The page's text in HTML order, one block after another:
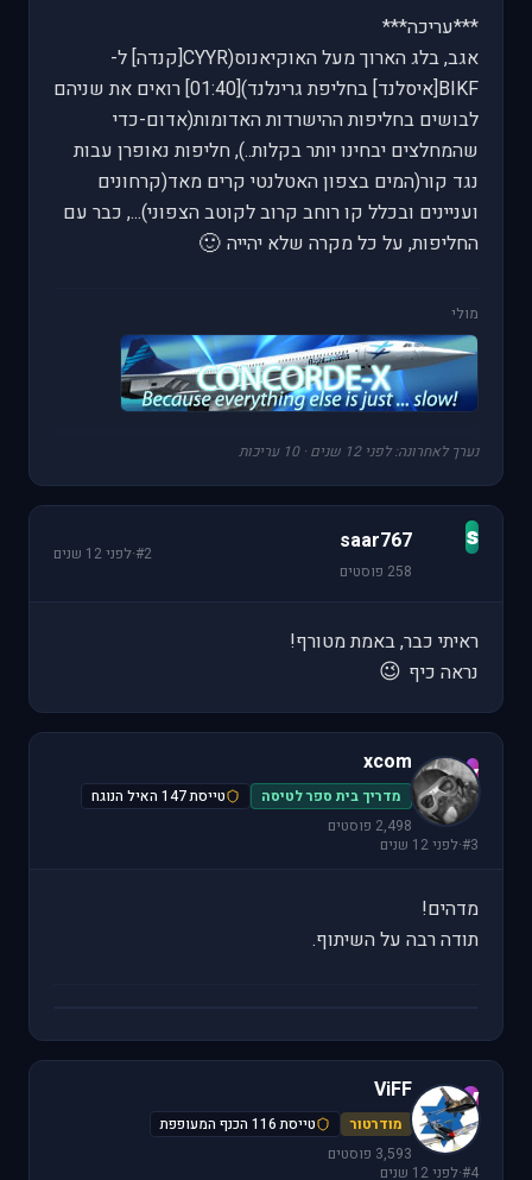
***עריכה***
אגב, בלג הארוך מעל האוקיאנוס(CYYR[קנדה] ל-
BIKF[איסלנד] בחליפת גרינלנד)[01:40] רואים את שניהם
לבושים בחליפות ההישרדות האדומות(אדום-כדי
שהמחלצים יבחינו יותר בקלות..), חליפות נאופרן עבות
נגד קור(המים בצפון האטלנטי קרים מאד(קרחונים
ועניינים ובכלל קו רוחב קרוב לקוטב הצפוני)..., כבר עם
החליפות, על כל מקרה שלא יהייה 🙂
מולי
נערך לאחרונה: לפני 12 שנים · 10 עריכות
s
saar767
258 פוסטים
#2
·לפני 12 שנים
ראיתי כבר, באמת מטורף!
נראה כיף 😉
x
xcom
מדריך בית ספר לטיסה
טייסת 147 האיל הנוגח
2,498 פוסטים
#3
·לפני 12 שנים
מדהים!
תודה רבה על השיתוף.
V
ViFF
מודרטור
טייסת 116 הכנף המעופפת
3,593 פוסטים
#4
·לפני 12 שנים